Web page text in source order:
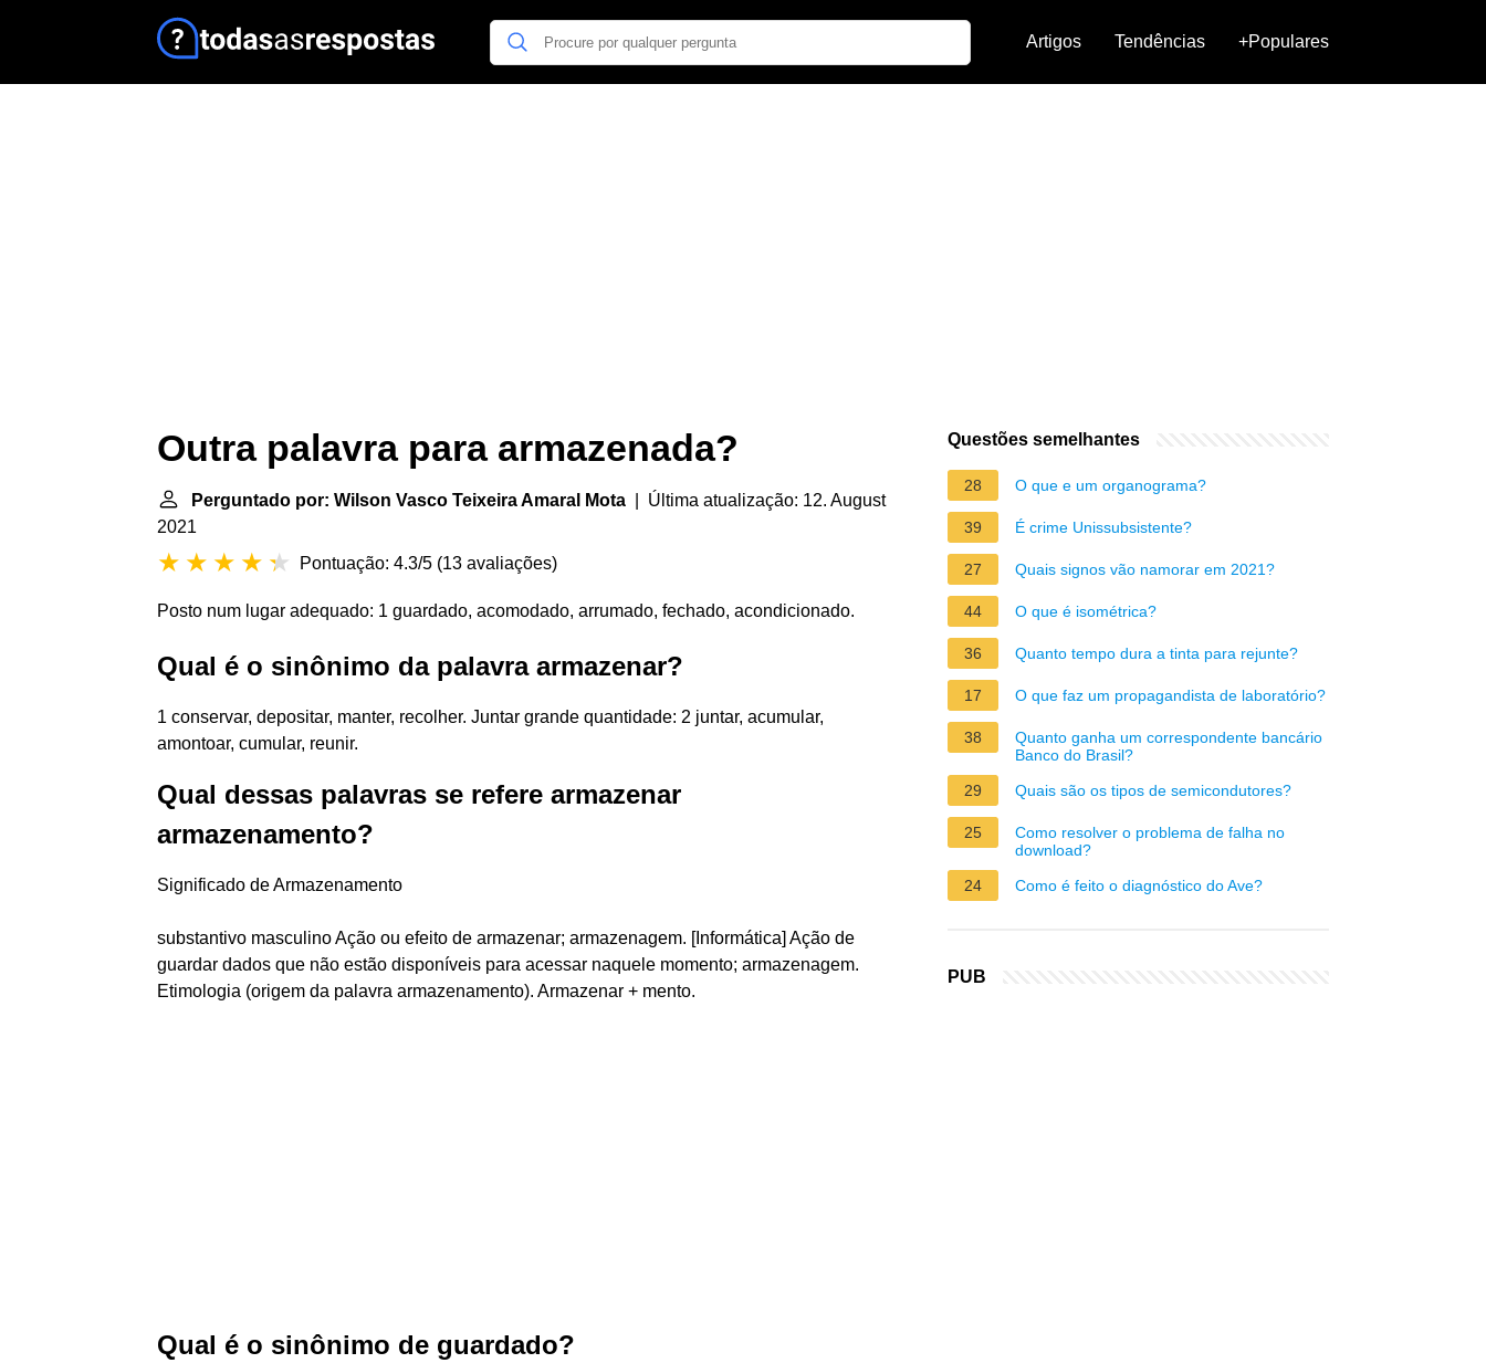
Artigos Tendências +Populares
Outra palavra para armazenada?
Perguntado por: Wilson Vasco Teixeira Amaral Mota | Última atualização: 12. August
2021
Pontuação: 4.3/5 (13 avaliações)
Posto num lugar adequado: 1 guardado, acomodado, arrumado, fechado, acondicionado.
Qual é o sinônimo da palavra armazenar?
1 conservar, depositar, manter, recolher. Juntar grande quantidade: 2 juntar, acumular,
amontoar, cumular, reunir.
Qual dessas palavras se refere armazenar
armazenamento?
Significado de Armazenamento
substantivo masculino Ação ou efeito de armazenar; armazenagem. [Informática] Ação de
guardar dados que não estão disponíveis para acessar naquele momento; armazenagem.
Etimologia (origem da palavra armazenamento). Armazenar + mento.
Qual é o sinônimo de guardado?
Questões semelhantes
28 O que e um organograma?
39 É crime Unissubsistente?
27 Quais signos vão namorar em 2021?
44 O que é isométrica?
36 Quanto tempo dura a tinta para rejunte?
17 O que faz um propagandista de laboratório?
38
Quanto ganha um correspondente bancário
Banco do Brasil?
29
Quais são os tipos de semicondutores?
25
Como resolver o problema de falha no
download?
24
Como é feito o diagnóstico do Ave?
PUB